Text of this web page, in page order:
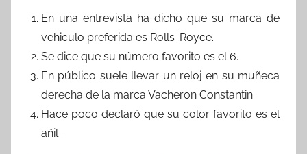
En una entrevista ha dicho que su marca de
vehiculo preferida es Rolls-Royce.
Se dice que su número favorito es el 6.
En público suele llevar un reloj en su muñeca
derecha de la marca Vacheron Constantin.
Hace poco declaró que su color favorito es el
añil .